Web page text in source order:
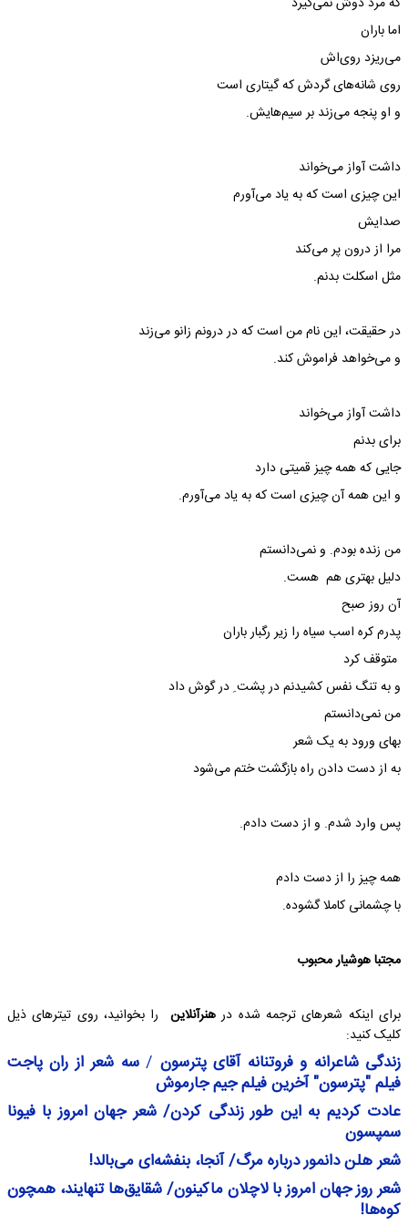
اما باران
می‌ریزد روی‌اش
روی شانه‌های گردش که گیتاری است
و او پنجه می‌زند بر سیم‌هایش.
داشت آواز می‌خواند
این چیزی است که به یاد می‌آورم
صدایش
مرا از درون پر می‌کند
مثل اسکلت بدنم.
در حقیقت، این نام من است که در درونم زانو می‌زند
و می‌خواهد فراموش کند.
داشت آواز می‌خواند
برای بدنم
جایی که همه چیز قمیتی دارد
و این همه آن چیزی است که به یاد می‌آورم.
من زنده بودم. و نمی‌دانستم
دلیل بهتری هم هست.
آن روز صبح
پدرم کره اسب سیاه را زیر رگبار باران
متوقف کرد
و به تنگ نفس کشیدنم در پشت ِ در گوش داد
من نمی‌دانستم
بهای ورود به یک شعر
به از دست دادن راه بازگشت ختم می‌شود
پس وارد شدم. و از دست دادم.
همه چیز را از دست دادم
با چشمانی کاملا گشوده.
مجتبا هوشیار محبوب
برای اینکه شعرهای ترجمه شده در هنرآنلاین را بخوانید، روی تیترهای ذیل
کلیک کنید:
زندگی شاعرانه و فروتنانه آقای پترسون /سه شعر از ران پاجت
فیلم "پترسون" آخرین فیلم جیم جارموش
عادت کردیم به این طور زندگی کردن/ شعر جهان امروز با فیونا
سمپسون
شعر هلن دانمور درباره مرگ/ آنجا، بنفشه‌ای می‌بالد!
شعر روز جهان امروز با لاچلان ماکینون/ شقایق‌ها تنهایند، همچون
کوه‌ها!